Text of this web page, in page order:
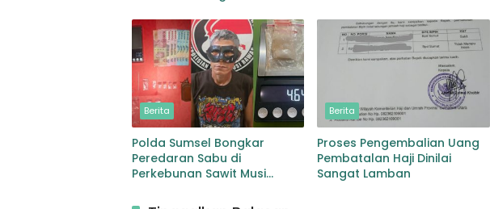
Natal
dan Pebgaruutamaan Inklusi
Berita
Polda Sumsel Bongkar
Peredaran Sabu di
Perkebunan Sawit Musi
dengan Barang Bukti Sabu
Berita
Proses Pengembalian Uang
Pembatalan Haji Dinilai
Sangat Lamban